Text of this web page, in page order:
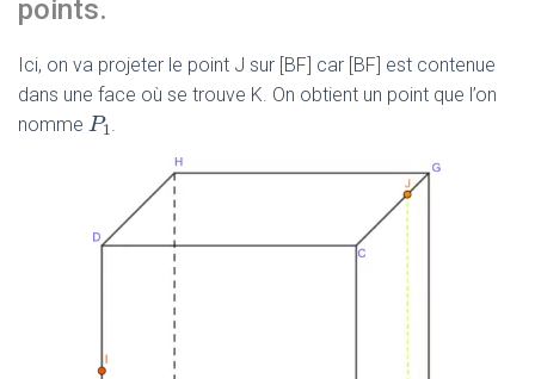
points.
Ici, on va projeter le point J sur [BF] car [BF] est contenue
dans une face où se trouve K. On obtient un point que l’on
nomme P1
P1.